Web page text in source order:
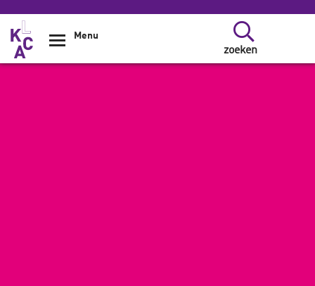
Overslaan en naar de inhoud gaan
zoeken
Menu